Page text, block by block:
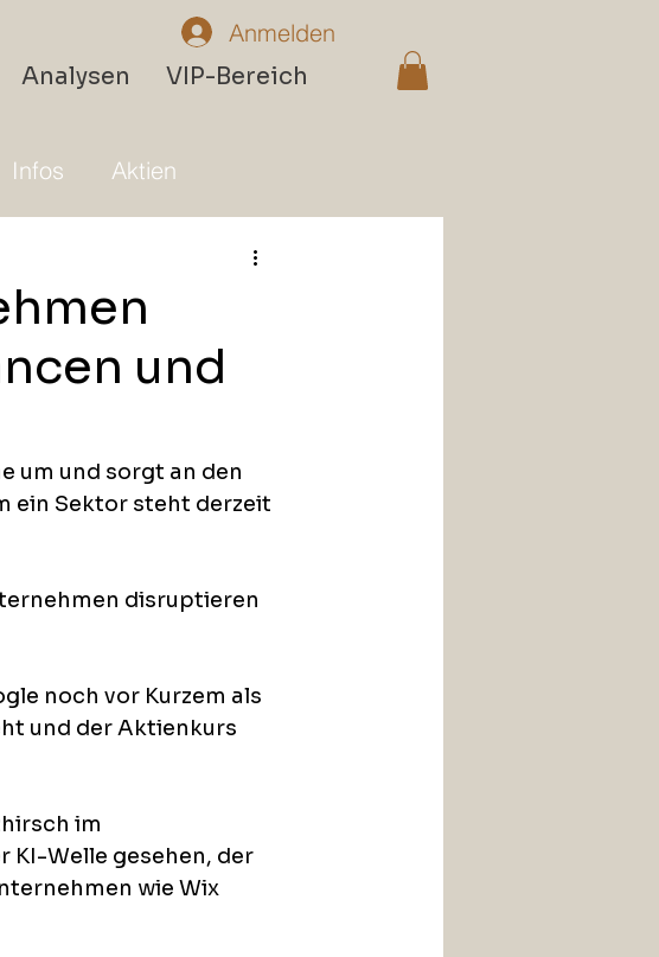
Analysen VIP-Bereich
Anmelden
Infos Aktien
und
um und sorgt an den
ein Sektor steht derzeit
disruptieren
noch vor Kurzem als
und der Aktienkurs
im
KI-Welle gesehen, der
wie Wix